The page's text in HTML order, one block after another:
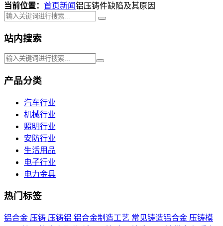
当前位置： 首页新闻铝压铸件缺陷及其原因
站内搜索
产品分类
汽车行业
机械行业
照明行业
安防行业
生活用品
电子行业
电力金具
热门标签
铝合金 压铸 压铸铝 铝合金制造工艺 常见铸造铝合金 压铸模